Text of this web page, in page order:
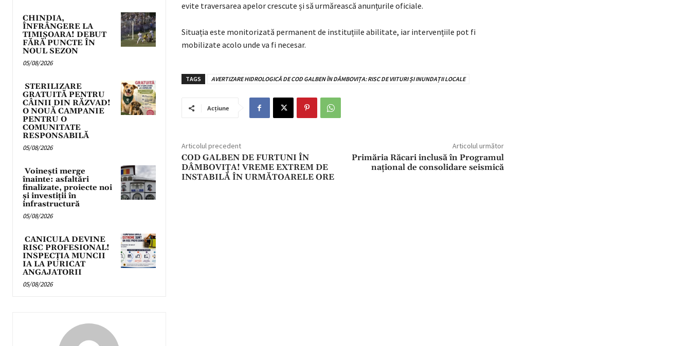
CHINDIA,
ÎNFRÂNGERE LA
TIMIȘOARA! DEBUT
FĂRĂ PUNCTE ÎN
NOUL SEZON
05/08/2026
STERILIZARE
GRATUITĂ PENTRU
CÂINII DIN RĂZVAD!
O NOUĂ CAMPANIE
PENTRU O
COMUNITATE
RESPONSABILĂ
05/08/2026
Voinești merge
înainte: asfaltări
finalizate, proiecte noi
și investiții în
infrastructură
05/08/2026
CANICULA DEVINE
RISC PROFESIONAL!
INSPECȚIA MUNCII
IA LA PURICAT
ANGAJATORII
05/08/2026
evite traversarea apelor crescute și să urmărească anunțurile oficiale.
Situația este monitorizată permanent de instituțiile abilitate, iar intervențiile pot fi
mobilizate acolo unde va fi necesar.
TAGS AVERTIZARE HIDROLOGICĂ DE COD GALBEN ÎN DÂMBOVIȚA: RISC DE VIITURI ȘI INUNDAȚII LOCALE
Acțiune
Articolul precedent
COD GALBEN DE FURTUNI ÎN
DÂMBOVIȚA! VREME EXTREM DE
INSTABILĂ ÎN URMĂTOARELE ORE
Articolul următor
Primăria Răcari inclusă în Programul
național de consolidare seismică